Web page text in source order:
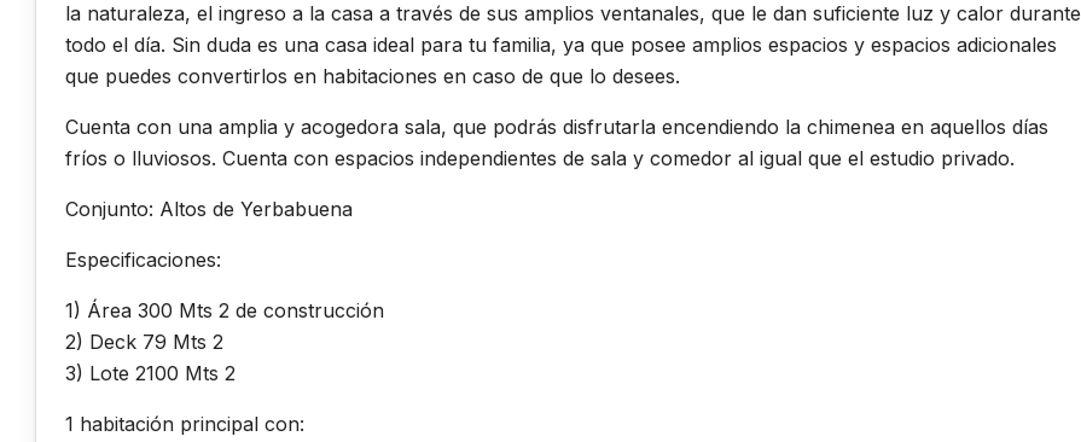
la naturaleza, el ingreso a la casa a través de sus amplios ventanales, que le dan suficiente luz y calor durante
todo el día. Sin duda es una casa ideal para tu familia, ya que posee amplios espacios y espacios adicionales
que puedes convertirlos en habitaciones en caso de que lo desees.
Cuenta con una amplia y acogedora sala, que podrás disfrutarla encendiendo la chimenea en aquellos días
fríos o lluviosos. Cuenta con espacios independientes de sala y comedor al igual que el estudio privado.
Conjunto: Altos de Yerbabuena
Especificaciones:
1) Área 300 Mts 2 de construcción
2) Deck 79 Mts 2
3) Lote 2100 Mts 2
1 habitación principal con: